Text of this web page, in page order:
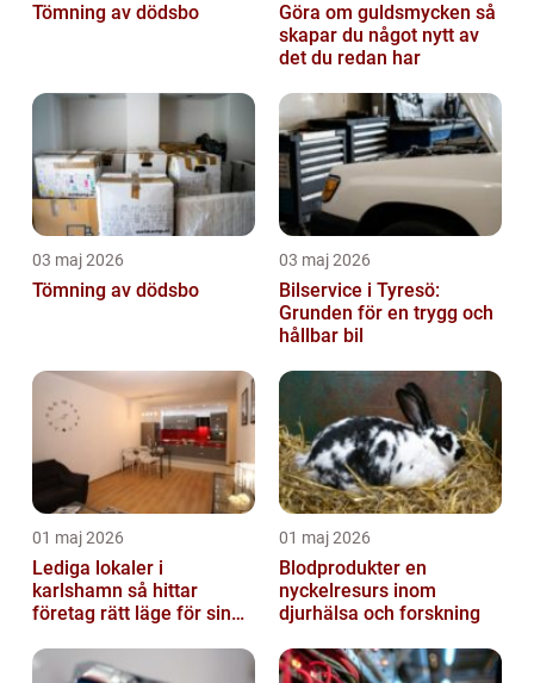
Tömning av dödsbo
Göra om guldsmycken så
skapar du något nytt av
det du redan har
03 maj 2026
Tömning av dödsbo
03 maj 2026
Bilservice i Tyresö:
Grunden för en trygg och
hållbar bil
01 maj 2026
Lediga lokaler i
karlshamn så hittar
företag rätt läge för sin
01 maj 2026
Blodprodukter en
nyckelresurs inom
djurhälsa och forskning